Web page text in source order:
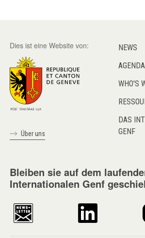
Dies ist eine Website von:
Über uns
NEWS
AGENDA
WHO'S
DAS
GENF
Bleiben sie auf dem
Internationalen Genf